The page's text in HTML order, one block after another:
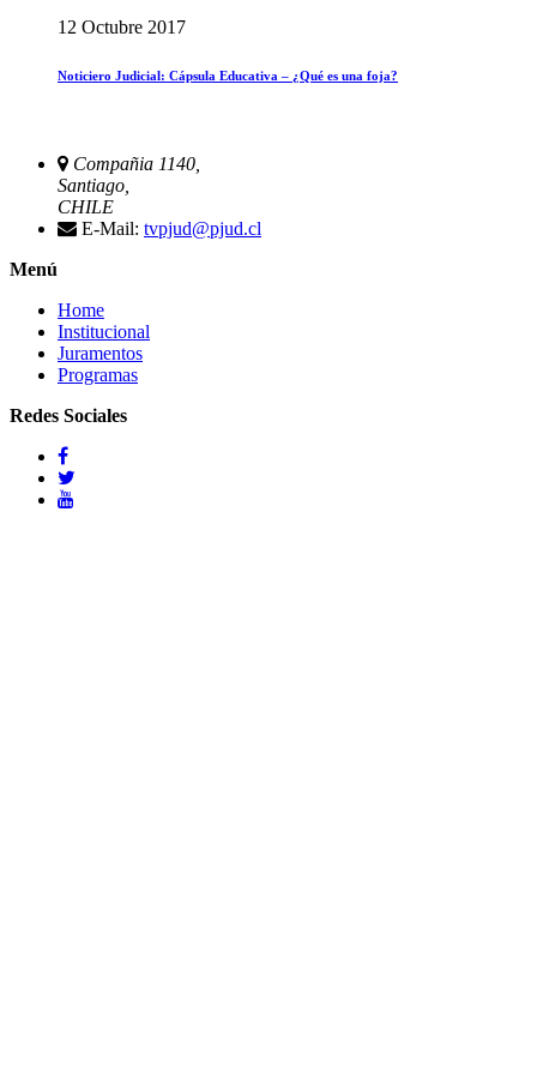
12 Octubre 2017
Noticiero Judicial: Cápsula Educativa – ¿Qué es una foja?
Compañia 1140,
Santiago,
CHILE
E-Mail: tvpjud@pjud.cl
Menú
Home
Institucional
Juramentos
Programas
Redes Sociales